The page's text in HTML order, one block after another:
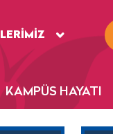
KAMPÜS HAYATI